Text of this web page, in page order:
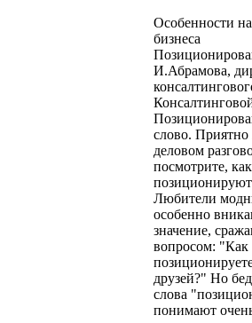
Особенности
бизнеса
И.Абрамова,
слово. Приятно
деловом
посмотрите,
Любители
особенно
значение,
вопросом:
друзей?" Но
слова
понимают